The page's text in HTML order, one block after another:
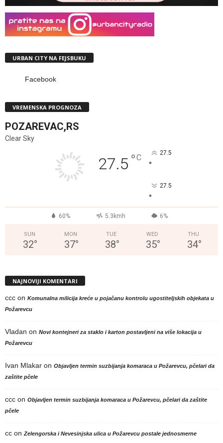
URBAN CITY NA FEJSBUKU
Facebook
VREMENSKA PROGNOZA
POZAREVAC,RS
Clear Sky
27.5 °C 27.5
°
27.5
°
60% 5.3kmh 6%
SUN
32°
MON
37°
TUE
38°
WED
35°
THU
34°
NAJNOVIJI KOMENTARI
ccc on Komunalna milicija kreće u pojačanu kontrolu ugostiteljskih objekata u
Požarevcu
Vladan on Novi kontejneri za staklo i karton postavljeni na više lokacija u
Požarevcu
Ivan Mlakar on Objavljen termin suzbijanja komaraca u Požarevcu, pčelari da
zaštite pčele
ccc on Objavljen termin suzbijanja komaraca u Požarevcu, pčelari da zaštite
pčele
cc on Zelengorska i Nevesinjska ulica u Požarevcu postale jednosmerne